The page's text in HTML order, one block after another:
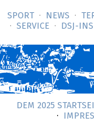
SPORT NEWS
SERVICE
DSJ-­
DEM 2025